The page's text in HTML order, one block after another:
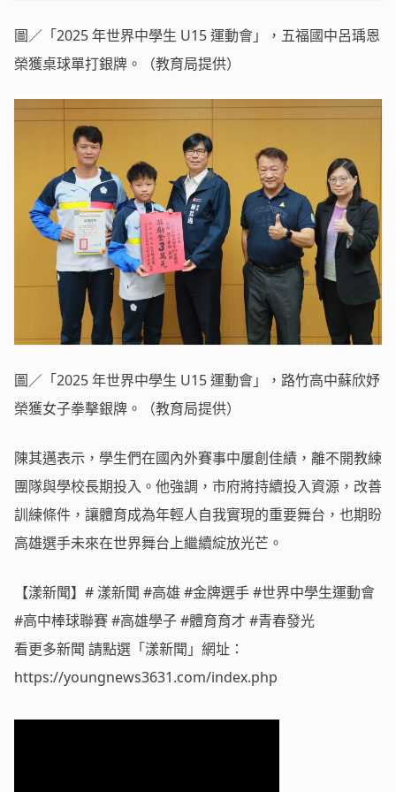
圖／「2025 年世界中學生 U15 運動會」，五福國中呂瑀恩
榮獲桌球單打銀牌。（教育局提供）
圖／「2025 年世界中學生 U15 運動會」，路竹高中蘇欣妤
榮獲女子拳擊銀牌。（教育局提供）
陳其邁表示，學生們在國內外賽事中屢創佳績，離不開教練
團隊與學校長期投入。他強調，市府將持續投入資源，改善
訓練條件，讓體育成為年輕人自我實現的重要舞台，也期盼
高雄選手未來在世界舞台上繼續綻放光芒。
【漾新聞】# 漾新聞 #高雄 #金牌選手 #世界中學生運動會
#高中棒球聯賽 #高雄學子 #體育育才 #青春發光
看更多新聞 請點選「漾新聞」網址：
https://youngnews3631.com/index.php